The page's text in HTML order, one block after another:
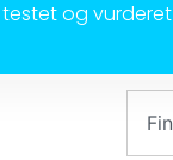
testet og vurderet